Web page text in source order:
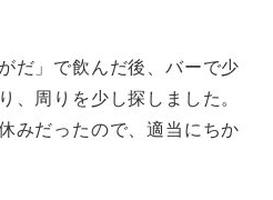
だ」で飲んだ後、バーで少
、周りを少し探しました。
みだったので、適当にちか